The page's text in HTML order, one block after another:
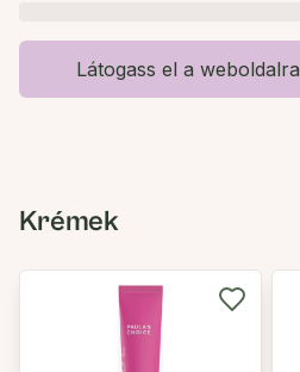
Látogass el a weboldalra
Krémek